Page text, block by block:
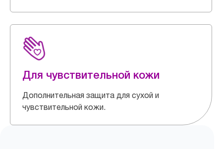
Для чувствительной кожи
Дополнительная защита для сухой и
чувствительной кожи.